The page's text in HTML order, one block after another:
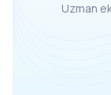
Uzman